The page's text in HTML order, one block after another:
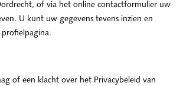
of via het online contactformulier uw
U kunt uw gegevens tevens inzien en
of een klacht over het Privacybeleid van